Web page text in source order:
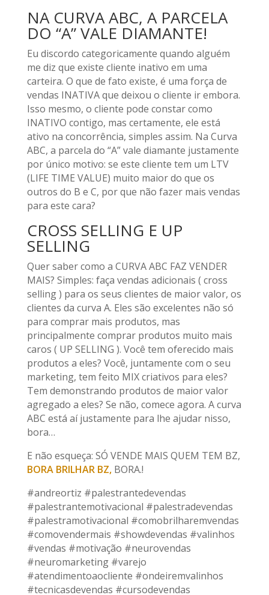
NA CURVA ABC, A PARCELA
DO “A” VALE DIAMANTE!
Eu discordo categoricamente quando alguém
me diz que existe cliente inativo em uma
carteira. O que de fato existe, é uma força de
vendas INATIVA que deixou o cliente ir embora.
Isso mesmo, o cliente pode constar como
INATIVO contigo, mas certamente, ele está
ativo na concorrência, simples assim. Na Curva
ABC, a parcela do “A” vale diamante justamente
por único motivo: se este cliente tem um LTV
(LIFE TIME VALUE) muito maior do que os
outros do B e C, por que não fazer mais vendas
para este cara?
CROSS SELLING E UP
SELLING
Quer saber como a CURVA ABC FAZ VENDER
MAIS? Simples: faça vendas adicionais ( cross
selling ) para os seus clientes de maior valor, os
clientes da curva A. Eles são excelentes não só
para comprar mais produtos, mas
principalmente comprar produtos muito mais
caros ( UP SELLING ). Você tem oferecido mais
produtos a eles? Você, juntamente com o seu
marketing, tem feito MIX criativos para eles?
Tem demonstrando produtos de maior valor
agregado a eles? Se não, comece agora. A curva
ABC está aí justamente para lhe ajudar nisso,
bora…
E não esqueça: SÓ VENDE MAIS QUEM TEM BZ,
BORA BRILHAR BZ,BORA.!
#andreortiz #palestrantedevendas
#palestrantemotivacional #palestradevendas
#palestramotivacional #comobrilharemvendas
#comovendermais #showdevendas #valinhos
#vendas #motivação #neurovendas
#neuromarketing #varejo
#atendimentoaocliente #ondeiremvalinhos
#tecnicasdevendas #cursodevendas